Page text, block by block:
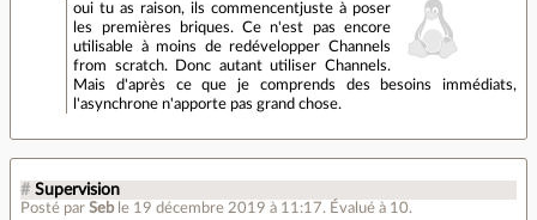
oui tu as raison, ils commencentjuste à poser
les premières briques. Ce n'est pas encore
utilisable à moins de redévelopper Channels
from scratch. Donc autant utiliser Channels.
Mais d'après ce que je comprends des besoins immédiats,
l'asynchrone n'apporte pas grand chose.
# Supervision
Posté par Seb le 19 décembre 2019 à 11:17. Évalué à 10.